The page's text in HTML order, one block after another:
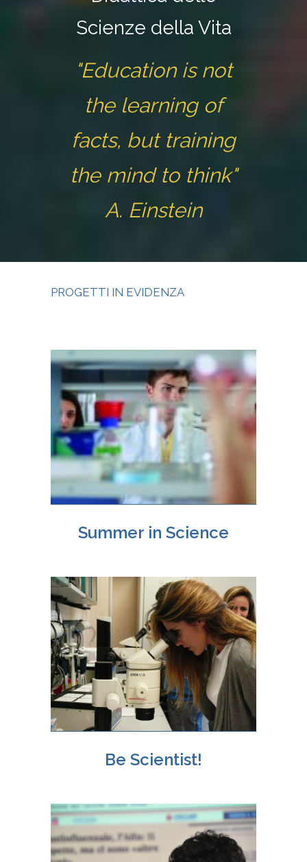
Scienze della Vita
"Education is not
the learning of
facts, but training
the mind to think"
A. Einstein
PROGETTI IN EVIDENZA
Summer in Science
Be Scientist!